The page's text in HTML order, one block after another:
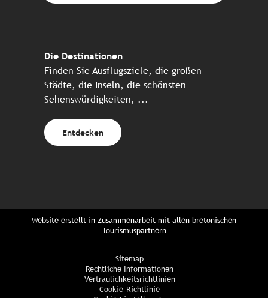
Die Destinationen
Finden Sie Ausflugsziele, die großen
Städte, die Inseln, die schönsten
Sehenswürdigkeiten, ...
Entdecken
Website erstellt in Zusammenarbeit mit allen bretonischen
Tourismuspartnern
Sitemap
Rechtliche Informationen
Vertraulichkeitsrichtlinien
Cookie-Richtlinie